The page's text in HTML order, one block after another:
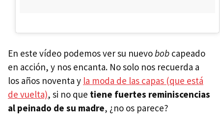
En este vídeo podemos ver su nuevobob capeado
en acción, y nos encanta. No solo nos recuerda a
los años noventa y la moda de las capas (que está
de vuelta), si no que tiene fuertes reminiscencias
al peinado de su madre, ¿no os parece?